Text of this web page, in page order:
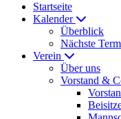
Startseite
Kalender
Überblick
Nächste
Verein
Über uns
Vorstand &